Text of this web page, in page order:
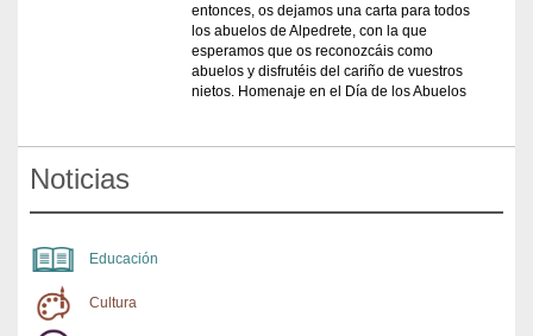
entonces, os dejamos una carta para todos
los abuelos de Alpedrete, con la que
esperamos que os reconozcáis como
abuelos y disfrutéis del cariño de vuestros
nietos. Homenaje en el Día de los Abuelos
Noticias
Educación
Cultura